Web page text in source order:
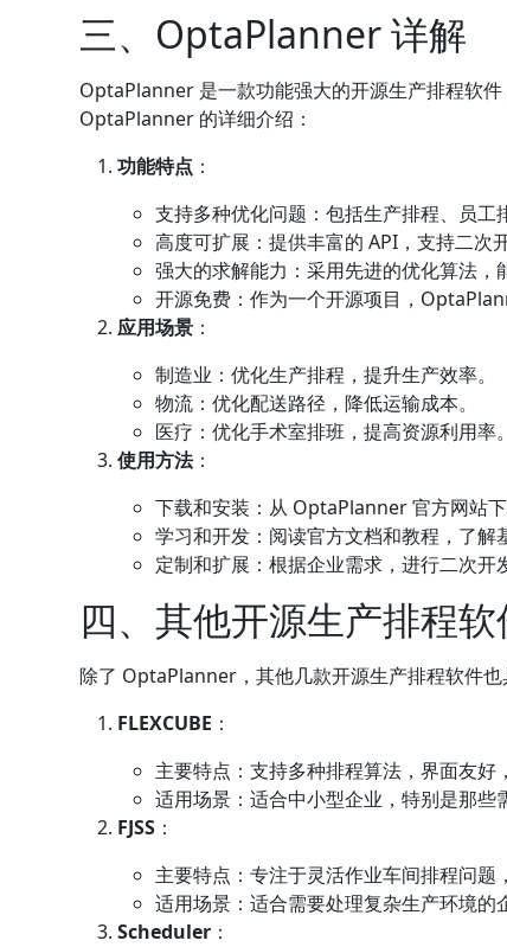
三、OptaPlanner 详解
OptaPlanner 是一款功能强大的开源生产排程软
OptaPlanner 的详细介绍：
功能特点 ：
支持多种优化问题：包括生产排程、员工
高度可扩展：提供丰富的 API，支持二次
强大的求解能力：采用先进的优化算法，
开源免费：作为一个开源项目，
应用场景 ：
制造业：优化生产排程，提升生产效率。
物流：优化配送路径，降低运输成本。
医疗：优化手术室排班，提高资源利用率。
使用方法：
下载和安装：从 OptaPlanner 官方网站
学习和开发：阅读官方文档和教程，了解
定制和扩展：根据企业需求，进行二次开
四、其他开源生产排程软
除了 OptaPlanner，其他几款开源生产排程软件也
FLEXCUBE ：
主要特点：支持多种排程算法，界面友好
适用场景：适合中小型企业，特别是那些
FJSS ：
主要特点：专注于灵活作业车间排程问题
适用场景：适合需要处理复杂生产环境的
Scheduler ：